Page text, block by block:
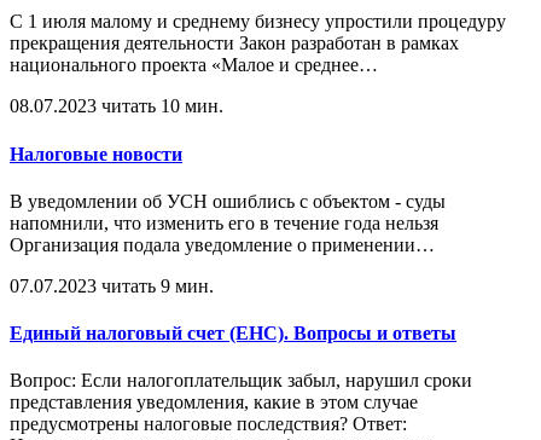
С 1 июля малому и среднему бизнесу упростили процедуру
прекращения деятельности Закон разработан в рамках
национального проекта «Малое и среднее…
08.07.2023 читать 10 мин.
Налоговые новости
В уведомлении об УСН ошиблись с объектом - суды
напомнили, что изменить его в течение года нельзя
Организация подала уведомление о применении…
07.07.2023 читать 9 мин.
Единый налоговый счет (ЕНС). Вопросы и ответы
Вопрос: Если налогоплательщик забыл, нарушил сроки
представления уведомления, какие в этом случае
предусмотрены налоговые последствия? Ответ: